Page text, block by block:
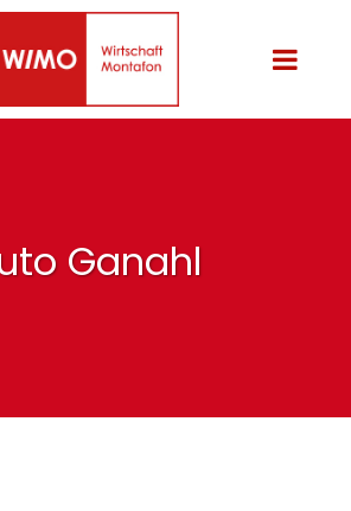
Ganahl